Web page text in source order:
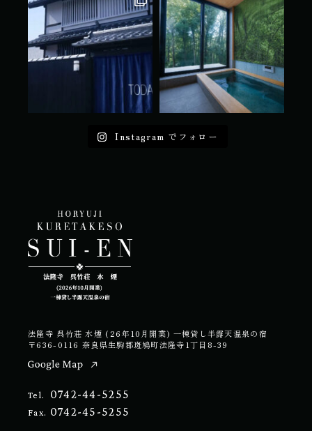
Instagram でフォロー
法隆寺 呉竹荘 水煙 (26年10月開業) 一棟貸し半露天温泉の宿
〒636-0116 奈良県生駒郡斑鳩町法隆寺1丁目8-39
Tel. 0742-44-5255
Fax. 0742-45-5255